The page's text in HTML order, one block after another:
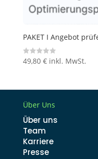
PAKET I Angebot
B
t
t
m
t
0
v
o
n
5
49,80 € inkl. MwSt.
Über Uns
Über uns
Team
Karriere
Presse